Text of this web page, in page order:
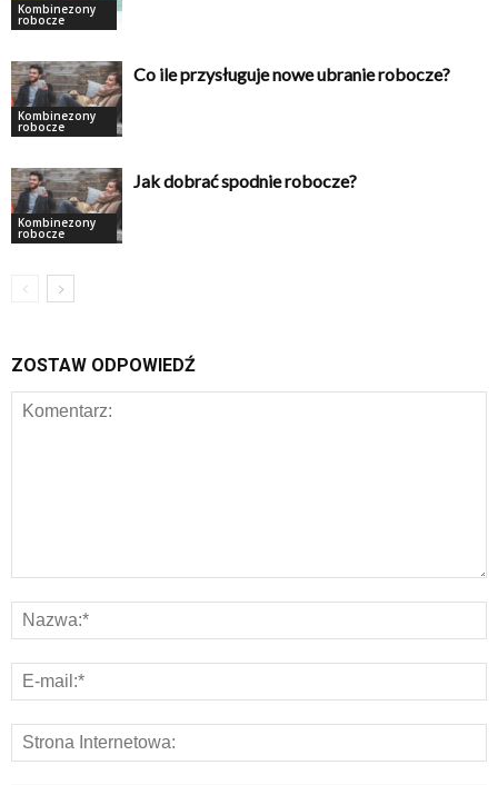
Kombinezony
robocze
Kombinezony
robocze
Co ile przysługuje nowe ubranie robocze?
Kombinezony
robocze
Jak dobrać spodnie robocze?
ZOSTAW ODPOWIEDŹ